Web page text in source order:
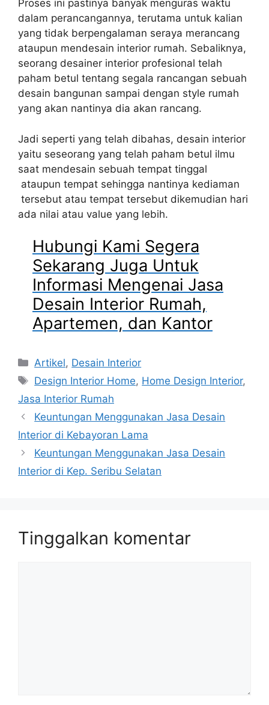
Proses ini pastinya banyak menguras waktu
dalam perancangannya, terutama untuk kalian
yang tidak berpengalaman seraya merancang
ataupun mendesain interior rumah. Sebaliknya,
seorang desainer interior profesional telah
paham betul tentang segala rancangan sebuah
desain bangunan sampai dengan style rumah
yang akan nantinya dia akan rancang.
Jadi seperti yang telah dibahas, desain interior
yaitu seseorang yang telah paham betul ilmu
saat mendesain sebuah tempat tinggal
ataupun tempat sehingga nantinya kediaman
tersebut atau tempat tersebut dikemudian hari
ada nilai atau value yang lebih.
Hubungi Kami Segera
Sekarang Juga Untuk
Informasi Mengenai Jasa
Desain Interior Rumah,
Apartemen, dan Kantor
Artikel, Desain Interior
Design Interior Home, Home Design Interior,
Jasa Interior Rumah
Keuntungan Menggunakan Jasa Desain
Interior di Kebayoran Lama
Keuntungan Menggunakan Jasa Desain
Interior di Kep. Seribu Selatan
Tinggalkan komentar